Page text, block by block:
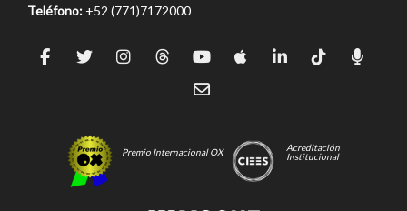
Teléfono: +52 (771)7172000
Premio Internacional OX
Acreditación
Institucional